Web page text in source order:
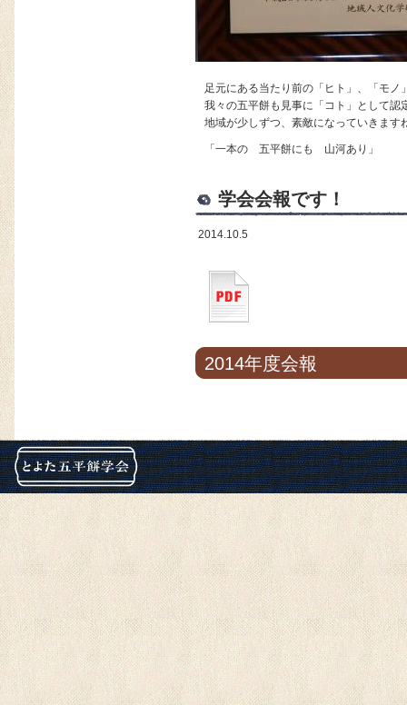
足元にある当たり前の「ヒト」、「モ
我々の五平餅も見事に「コト」として認
地域が少しずつ、素敵になっていきます
「一本の 五平餅にも 山河あり」
学会会報です！
2014.10.5
2014年度会報